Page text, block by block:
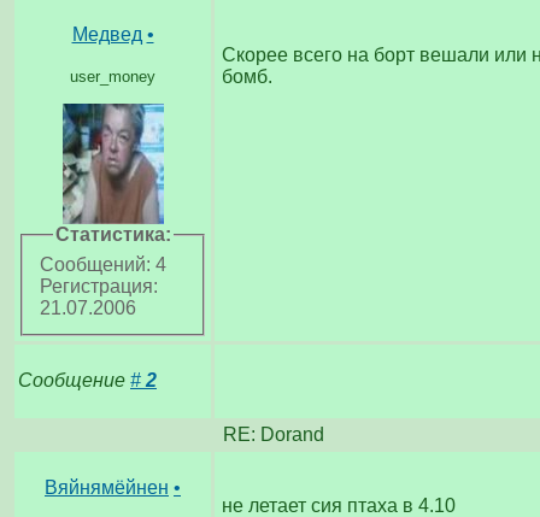
Медвед •
user_money
Статистика:
Сообщений: 4
Регистрация:
21.07.2006
Скорее всего на борт вешали или
бомб.
Сообщение # 2
RE: Dorand
Вяйнямёйнен •
не летает сия птаха в 4.10